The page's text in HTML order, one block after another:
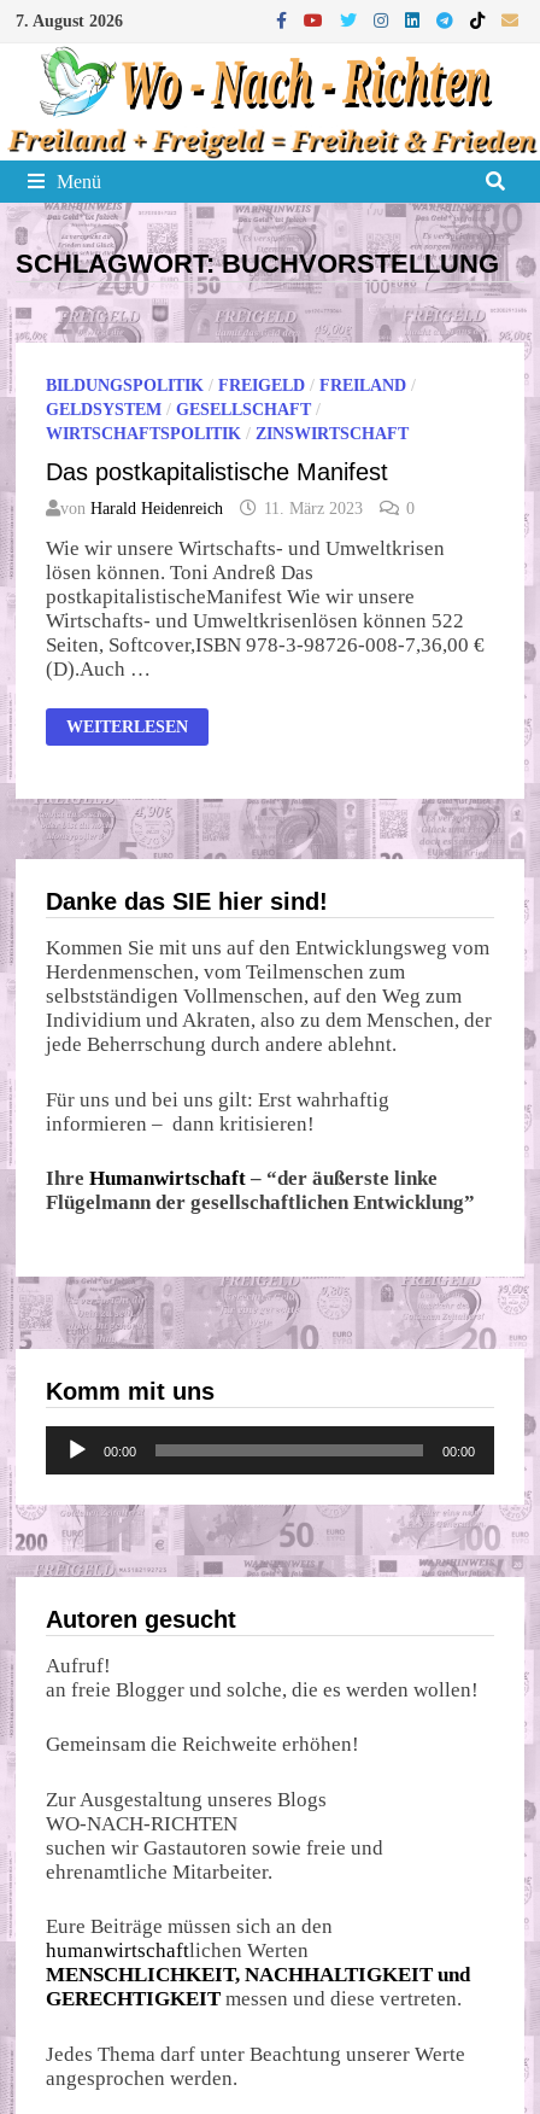
Zum
Inhalt
springen
7. August 2026
Menü
SCHLAGWORT:BUCHVORSTELLUNG
BILDUNGSPOLITIK /FREIGELD /FREILAND /
GELDSYSTEM /GESELLSCHAFT/
WIRTSCHAFTSPOLITIK /ZINSWIRTSCHAFT
Das postkapitalistische Manifest
vonHarald Heidenreich 11. März 2023 0
Wie wir unsere Wirtschafts- und Umweltkrisen
lösen können. Toni Andreß Das
postkapitalistischeManifest Wie wir unsere
Wirtschafts- und Umweltkrisenlösen können 522
Seiten, Softcover,ISBN 978-3-98726-008-7,36,00 €
(D).Auch …
DAS
POSTKAPITALISTISCHE
WEITERLESEN
Danke das SIE hier sind!
Kommen Sie mit uns auf den Entwicklungsweg vom
Herdenmenschen, vom Teilmenschen zum
selbstständigen Vollmenschen, auf den Weg zum
Individium und Akraten, also zu dem Menschen, der
jede Beherrschung durch andere ablehnt.
Für uns und bei uns gilt: Erst wahrhaftig
informieren – dann kritisieren!
IhreHumanwirtschaft – “der äußerste linke
Flügelmann der gesellschaftlichen Entwicklung”
Komm mit uns
Audio-
Player
00:00 00:00
Autoren gesucht
Aufruf!
an freie Blogger und solche, die es werden wollen!
Gemeinsam die Reichweite erhöhen!
Zur Ausgestaltung unseres Blogs
WO-NACH-RICHTEN
suchen wir Gastautoren sowie freie und
ehrenamtliche Mitarbeiter.
Eure Beiträge müssen sich an den
humanwirtschaftlichen Werten
MENSCHLICHKEIT, NACHHALTIGKEIT und
GERECHTIGKEIT messen und diese vertreten.
Jedes Thema darf unter Beachtung unserer Werte
angesprochen werden.